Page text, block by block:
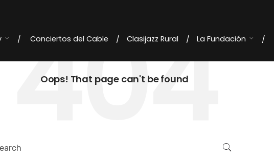
Conciertos del Cable Clasijazz Rural La Fundación
404
Oops! That page can't be found